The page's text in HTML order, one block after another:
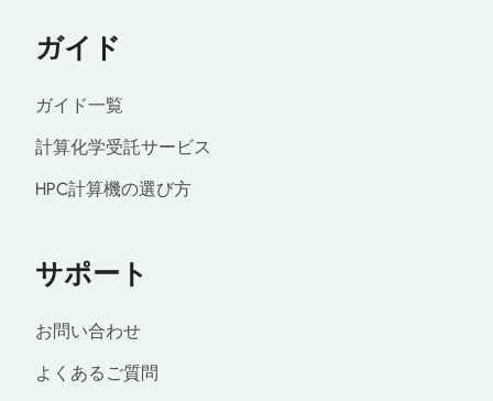
ガイド
ガイド一覧
計算化学受託サービス
HPC計算機の選び方
サポート
お問い合わせ
よくあるご質問